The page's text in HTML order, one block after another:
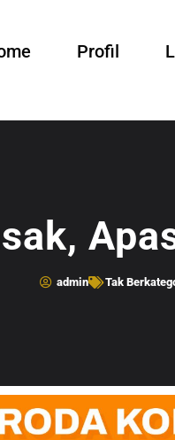
Profil
admin Tak